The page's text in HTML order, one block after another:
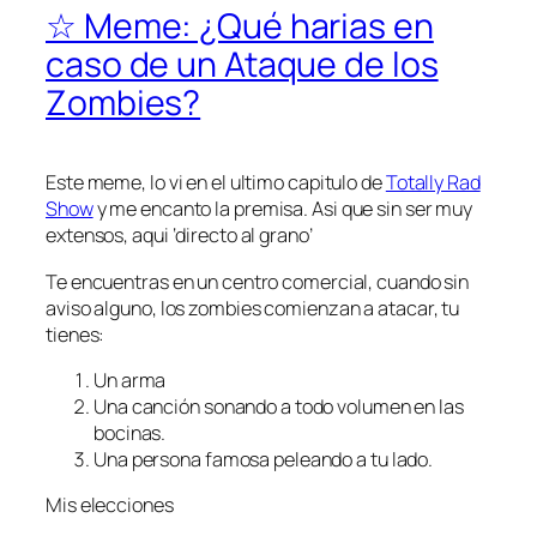
☆ Meme: ¿Qué harias en
caso de un Ataque de los
Zombies?
Este meme, lo vi en el ultimo capitulo deTotally Rad
Showy me encanto la premisa. Asi que sin ser muy
extensos, aqui ‘directo al grano’
Te encuentras en un centro comercial, cuando sin
aviso alguno, los zombies comienzan a atacar, tu
tienes:
Un arma
Una canción sonando a todo volumen en las
bocinas.
Una persona famosa peleando a tu lado.
Mis elecciones